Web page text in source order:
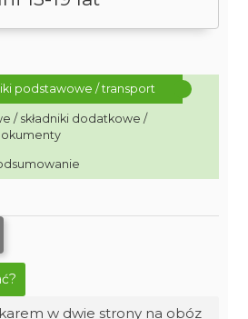
podstawowe / transport
/ składniki dodatkowe /
w dwie strony na obóz